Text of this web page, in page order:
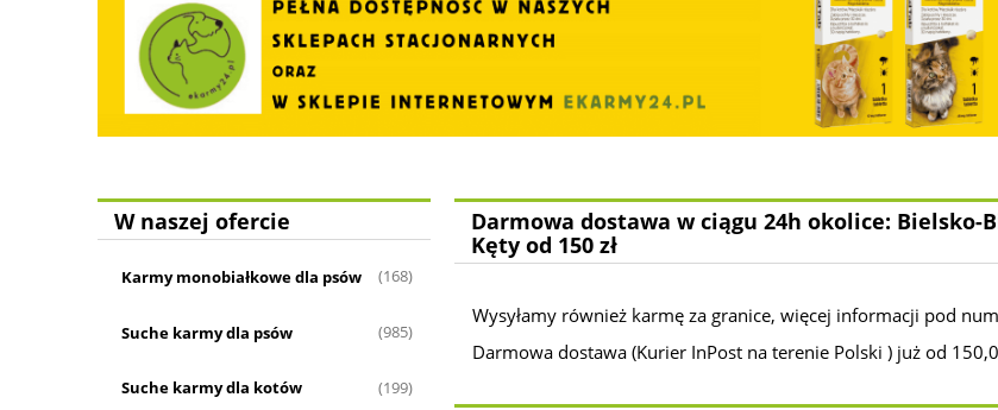
W naszej ofercie
Karmy monobiałkowe dla psów (168)
Suche karmy dla psów (985)
Suche karmy dla kotów (199)
Darmowa dostawa w ciągu 24h okolice: Bielsko-
Kęty od 150 zł
Wysyłamy również karmę za granice, więcej informacji pod
Darmowa dostawa (Kurier InPost na terenie Polski ) już od